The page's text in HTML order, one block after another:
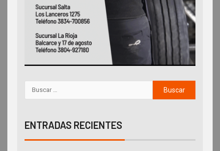
ENTRADAS RECIENTES